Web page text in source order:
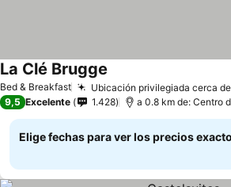
Bed & Breakfast Ubicación privilegiada cerca
La Clé Brugge
9,5 Excelente 1.428 a 0.8 km de: Centro
Elige fechas para ver los precios